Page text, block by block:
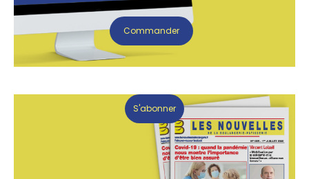
Commander
S'abonner